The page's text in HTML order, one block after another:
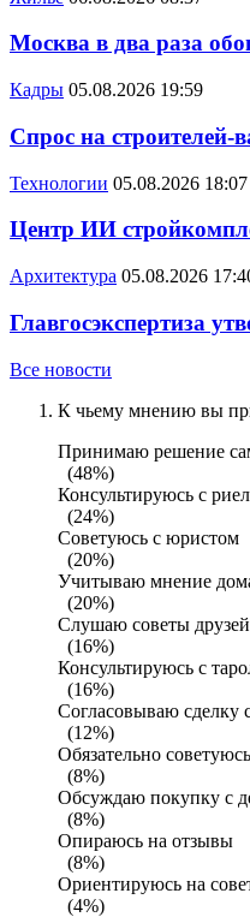
Москва в два раза
Кадры 05.08.2026 19:59
Спрос на строителей-
Технологии 05.08.2026 18:07
Центр ИИ
Архитектура 05.08.2026
Главгосэкспертиза
Все новости
К чьему мнению вы
Принимаю решение
(48%)
Консультируюсь с
(24%)
Советуюсь с юристом
(20%)
Учитываю мнение
(20%)
Слушаю советы
(16%)
Консультируюсь с
(16%)
Согласовываю сделку
(12%)
Обязательно
(8%)
Обсуждаю покупку с
(8%)
Опираюсь на отзывы
(8%)
Ориентируюсь на
(4%)